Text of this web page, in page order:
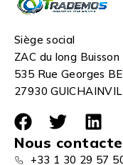
Siège social
ZAC du long Buisson
535 Rue Georges
27930
Nous
+33 1 30 29 57